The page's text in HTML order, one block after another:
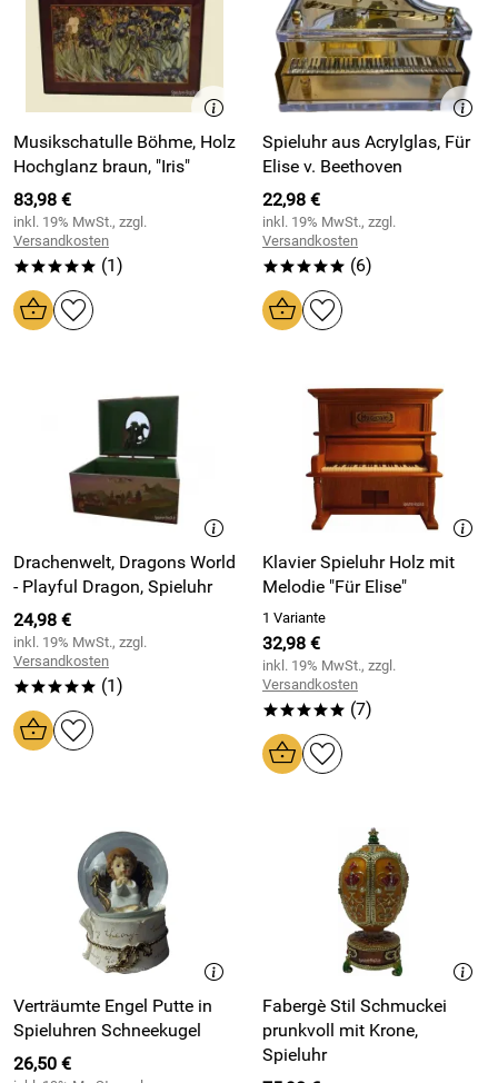
Musikschatulle Böhme, Holz
Hochglanz braun, "Iris"
83,98 €
inkl. 19% MwSt., zzgl.
Versandkosten
***** (1)
Spieluhr aus Acrylglas, Für
Elise v. Beethoven
22,98 €
inkl. 19% MwSt., zzgl.
Versandkosten
***** (6)
Drachenwelt, Dragons World
- Playful Dragon, Spieluhr
24,98 €
inkl. 19% MwSt., zzgl.
Versandkosten
***** (1)
Klavier Spieluhr Holz mit
Melodie "Für Elise"
1 Variante
32,98 €
inkl. 19% MwSt., zzgl.
Versandkosten
***** (7)
Verträumte Engel Putte in
Spieluhren Schneekugel
26,50 €
Fabergè Stil Schmuckei
prunkvoll mit Krone,
Spieluhr